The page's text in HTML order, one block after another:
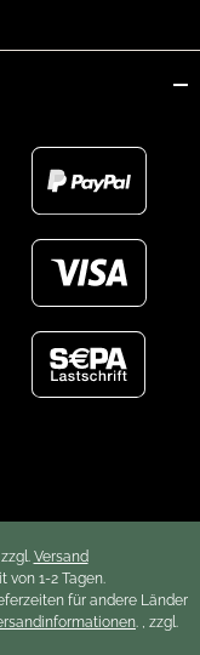
Versand
von 1-2 Tagen.
für andere Länder
. , zzgl.